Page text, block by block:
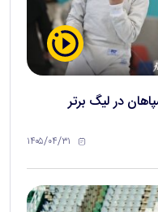
در لیگ برتر
۱۴۰۵/۰۴/۳۱